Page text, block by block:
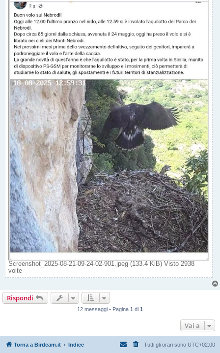
Screenshot_2025-08-21-09-24-02-901.jpeg (133.4 KiB) Visto 2938
volte
Rispondi
12 messaggi • Pagina 1 di 1
Vai a
Torna a Birdcam.it Indice Tutti gli orari sono UTC+02:00